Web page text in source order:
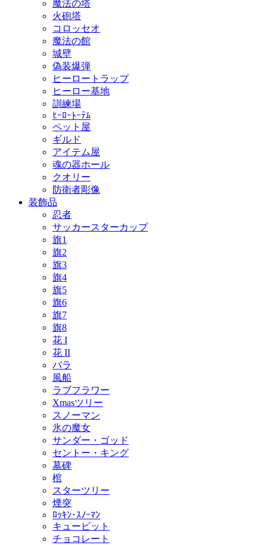
魔法の塔
火砲塔
コロッセオ
魔法の館
城壁
偽装爆弾
ヒーロートラップ
ヒーロー基地
訓練場
ﾋｰﾛｰﾄｰﾃﾑ
ペット屋
ギルド
アイテム屋
魂の器ホール
クオリー
防衛者彫像
装飾品
忍者
サッカースターカップ
旗1
旗2
旗3
旗4
旗5
旗6
旗7
旗8
花 I
花 II
バラ
風船
ラブフラワー
Xmasツリー
スノーマン
氷の魔女
サンダー・ゴッド
セントー・キング
墓碑
棺
スターツリー
煙突
ﾛｯｷﾝ･ｽﾉｰﾏﾝ
キュービット
チョコレート